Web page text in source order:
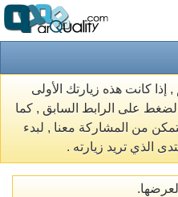
, إذا كانت هذه زيارتك الأولى
على الرابط السابق , كما
من المشاركة معنا , لبدء
الذي تريد زيارته .